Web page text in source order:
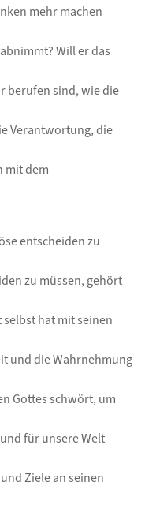
mehr machen
Will er das
berufen sind, wie die
Verantwortung, die
mit dem
entscheiden zu
zu müssen, gehört
hat mit seinen
und die Wahrnehmung
Gottes schwört, um
für unsere Welt
Ziele an seinen